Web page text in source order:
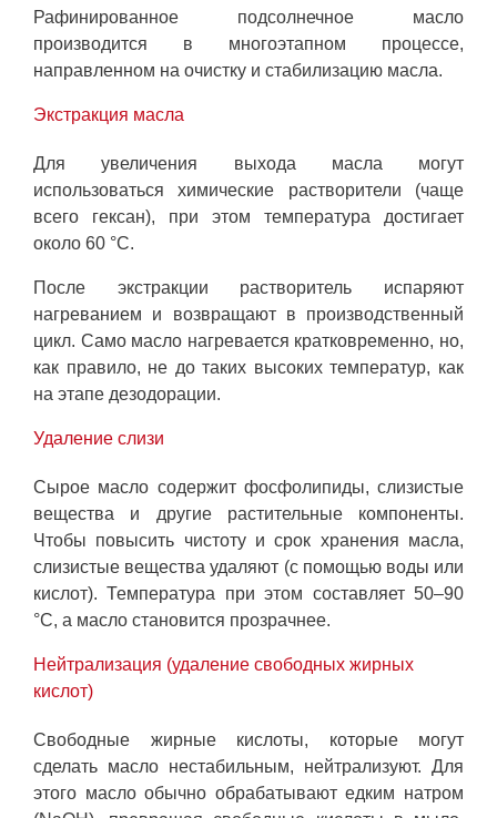
Рафинированное подсолнечное масло
производится в многоэтапном процессе,
направленном на очистку и стабилизацию масла.
Экстракция масла
Для увеличения выхода масла могут
использоваться химические растворители (чаще
всего гексан), при этом температура достигает
около 60 °C.
После экстракции растворитель испаряют
нагреванием и возвращают в производственный
цикл. Само масло нагревается кратковременно, но,
как правило, не до таких высоких температур, как
на этапе дезодорации.
Удаление слизи
Сырое масло содержит фосфолипиды, слизистые
вещества и другие растительные компоненты.
Чтобы повысить чистоту и срок хранения масла,
слизистые вещества удаляют (с помощью воды или
кислот). Температура при этом составляет 50–90
°C, а масло становится прозрачнее.
Нейтрализация (удаление свободных жирных
кислот)
Свободные жирные кислоты, которые могут
сделать масло нестабильным, нейтрализуют. Для
этого масло обычно обрабатывают едким натром